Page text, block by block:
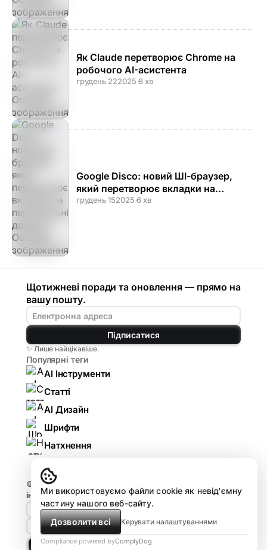
Як Claude перетворює Chrome на
робочого AI-асистента
грудень 222025·8 хв
Google Disco: новий ШІ-браузер,
який перетворює вкладки на
персональні додатки
грудень 152025·6 хв
Щотижневі поради та оновлення — прямо на
вашу пошту.
Підписатися
✨ Лише найцікавіше.
Популярні теги
AI Інструменти
Статті
AI Дизайн
Шрифти
Натхнення
© 2026
інструменти, гайди, огляди.
🤘🏻 Design HUB by Komarov
Реклама та співпраця
Про проєкт
Light Dark Dune Matrix Royal
Ми використовуємо файли cookie як невід'ємну
частину нашого веб-сайту.
Дозволити всі
Керувати налаштуваннями
Compliance powered byComplyDog